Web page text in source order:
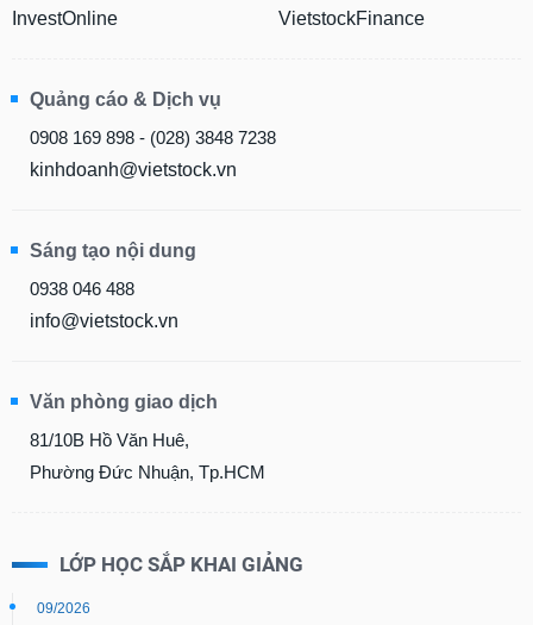
InvestOnline
VietstockFinance
Quảng cáo & Dịch vụ
0908 169 898 - (028) 3848 7238
kinhdoanh@vietstock.vn
Sáng tạo nội dung
0938 046 488
info@vietstock.vn
Văn phòng giao dịch
81/10B Hồ Văn Huê,
Phường Đức Nhuận, Tp.HCM
LỚP HỌC SẮP KHAI GIẢNG
09/2026